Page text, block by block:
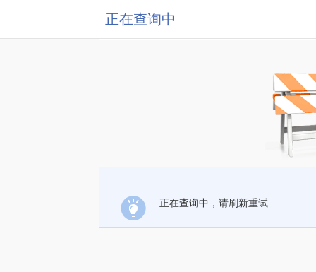
正在查询中
正在查询中，请刷新重试